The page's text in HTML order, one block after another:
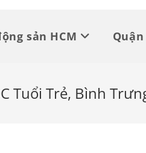
sản HCM Quận
Tuổi Trẻ, Bình